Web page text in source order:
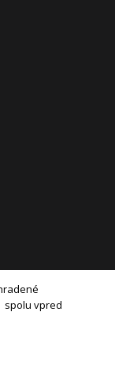
spolu vpred